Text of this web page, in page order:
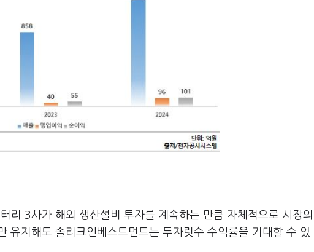
리 3사가 해외 생산설비 투자를 계속하는 만큼 자체적으로 시장의
유지해도 솔리크인베스트먼트는 두자릿수 수익률을 기대할 수 있